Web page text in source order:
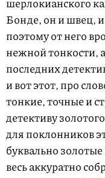
шерлокианского
Бонде, он и швец,
поэтому от него
нежной тонкости,
последних
и вот этот, про
тонкие, точные и
детективу
для поклонников
буквально
весь аккуратно